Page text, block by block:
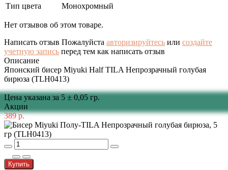
Тип цвета
Монохромный
Нет отзывов об этом товаре.
Написать отзыв Пожалуйста авторизируйтесь или создайте
учетную запись перед тем как написать отзыв
Описание
Японский бисер Miyuki Half TILA Непрозрачный голубая
бирюза (TLH0413)
Цена указана за 5 ± 0,05 гр.
Акции
389 р.
Купить